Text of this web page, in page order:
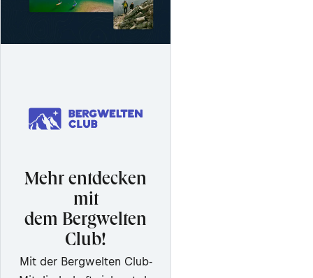
Mehr entdecken
mit
dem Bergwelten
Club!
Mit der Bergwelten Club-